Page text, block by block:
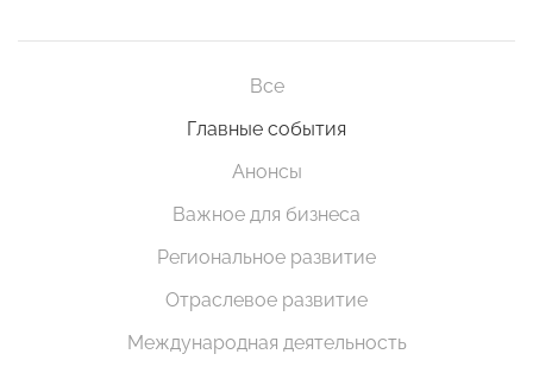
Все
Главные события
Анонсы
Важное для бизнеса
Региональное развитие
Отраслевое развитие
Международная деятельность